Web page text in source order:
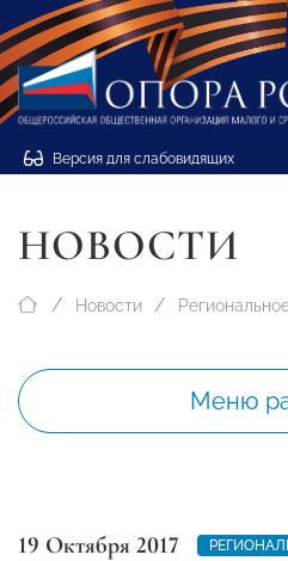
Версия для слабовидящих
НОВОСТИ
Новости
Меню
19 Октября 2017